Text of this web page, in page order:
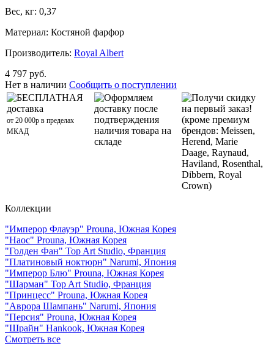
Вес, кг: 0,37
Материал: Костяной фарфор
Производитель: Royal Albert
4 797 руб.
Нет в наличии Сообщить о поступлении
БЕСПЛАТНАЯ
доставка
от 20 000р в пределах
МКАД
Оформляем
доставку после
подтверждения
наличия товара на
складе
Получи скидку
на первый заказ!
(кроме премиум
брендов: Meissen,
Herend, Marie
Daage, Raynaud,
Haviland, Rosenthal,
Dibbern, Royal
Crown)
Коллекции
"Имперор Флауэр" Prouna, Южная Корея
"Наос" Prouna, Южная Корея
"Голден Фан" Top Art Studio, Франция
"Платиновый ноктюрн" Narumi, Япония
"Имперор Блю" Prouna, Южная Корея
"Шарман" Top Art Studio, Франция
"Принцесс" Prouna, Южная Корея
"Аврора Шампань" Narumi, Япония
"Персия" Prouna, Южная Корея
"Шрайн" Hankook, Южная Корея
Смотреть все